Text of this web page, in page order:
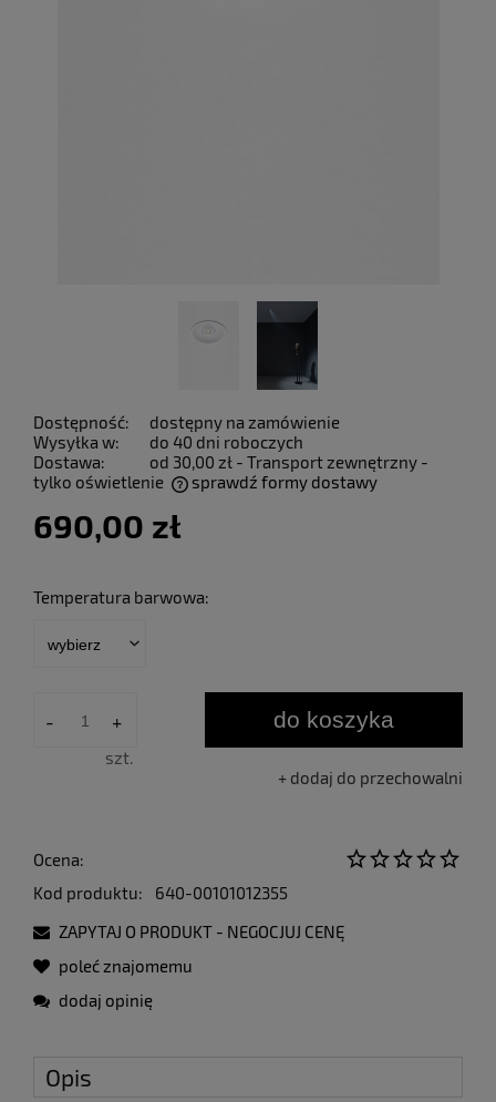
Dostępność:
dostępny na zamówienie
Wysyłka w:
do 40 dni roboczych
Dostawa:
od 30,00 zł - Transport zewnętrzny -
tylko oświetlenie
sprawdź formy dostawy
690,00 zł
Temperatura barwowa:
- +
szt.
do koszyka
dodaj do przechowalni
Ocena:
Kod produktu:
640-00101012355
ZAPYTAJ O PRODUKT - NEGOCJUJ CENĘ
poleć znajomemu
dodaj opinię
Opis